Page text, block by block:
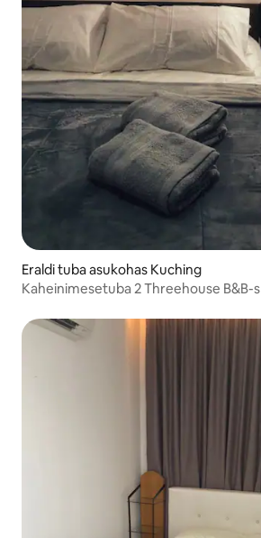
Eraldi tuba asukohas Kuching
Kaheinimesetuba 2 Threehouse B&B-s